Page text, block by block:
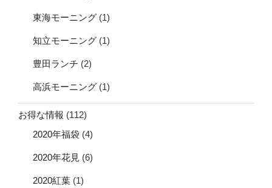
東海モーニング (1)
知立モーニング (1)
豊田ランチ (2)
高浜モーニング (1)
お得な情報 (112)
2020年福袋 (4)
2020年花見 (6)
2020紅葉 (1)